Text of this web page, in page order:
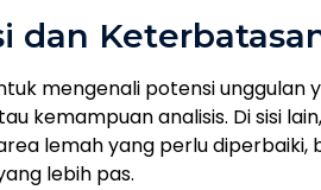
dan
mengenali potensi unggulan
kemampuan analisis. Di sisi
lemah yang perlu diperbaiki,
lebih pas.